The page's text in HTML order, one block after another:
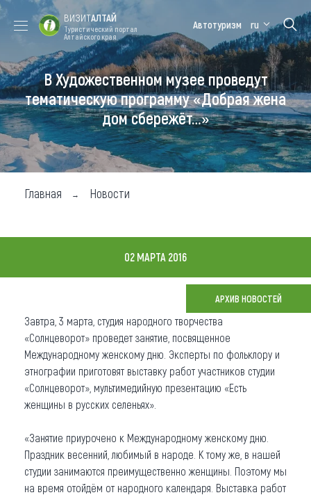
Форум VISIT
ALTAI
Цветение
маральника
Медицинский
форум
Алтайская
зимовка
Туры
Где побывать
Чем заняться
Карта
Что привезти (сувениры)
О регионе
Коллекция впечатлений
Другие рубрики
ВИЗИТАЛТАЙ
Туристический портал
Алтайского края
Автотуризм ru
В Художественном музее проведут
тематическую программу «Добрая жена
дом сбережёт…»
Главная Новости
02 МАРТА 2016
АРХИВ НОВОСТЕЙ
Завтра, 3 марта, студия народного творчества
«Солнцеворот» проведет занятие, посвященное
Международному женскому дню. Эксперты по фольклору и
этнографии приготовят выставку работ участников студии
«Солнцеворот», мультимедийную презентацию «Есть
женщины в русских селеньях».
«Занятие приурочено к Международному женскому дню.
Праздник весенний, любимый в народе. К тому же, в нашей
студии занимаются преимущественно женщины. Поэтому мы
на время отойдём от народного календаря. Выставка работ